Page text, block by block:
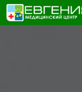
Skip to content